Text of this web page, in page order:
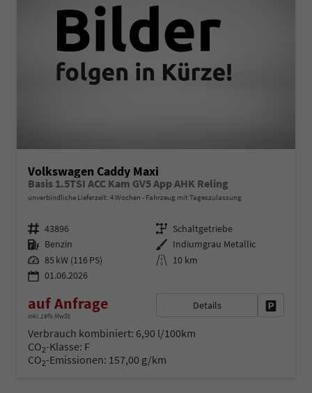
Volkswagen Caddy Maxi
Basis 1.5TSI ACC Kam GV5 App AHK Reling
unverbindliche Lieferzeit: 4 Wochen Fahrzeug mit Tageszulassung
Fahrzeugnr. 43896 Getriebe Schaltgetriebe
Kraftstoff Benzin Außenfarbe Indiumgrau Metallic
Leistung 85 kW (116 PS) Kilometerstand 10 km
01.06.2026
auf Anfrage
inkl. 19% MwSt.
Details
Verbrauch kombiniert: 6,90 l/100km
CO2-Klasse: F
CO2-Emissionen: 157,00 g/km